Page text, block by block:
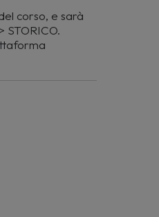
corso, e sarà
STORICO.